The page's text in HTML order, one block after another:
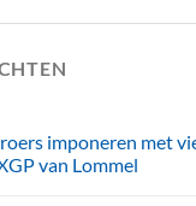
imponeren met
van Lommel